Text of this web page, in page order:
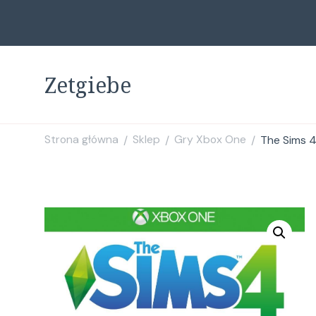
Zetgiebe
Strona główna / Sklep / Gry Xbox One / The Sims